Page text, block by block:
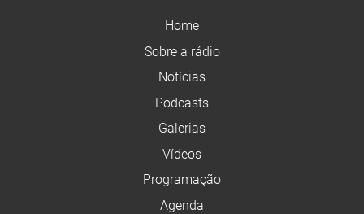
Home
Sobre a rádio
Notícias
Podcasts
Galerias
Vídeos
Programação
Agenda